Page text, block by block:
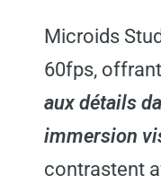
Microids
60fps,
aux détails
immersion
contrastent